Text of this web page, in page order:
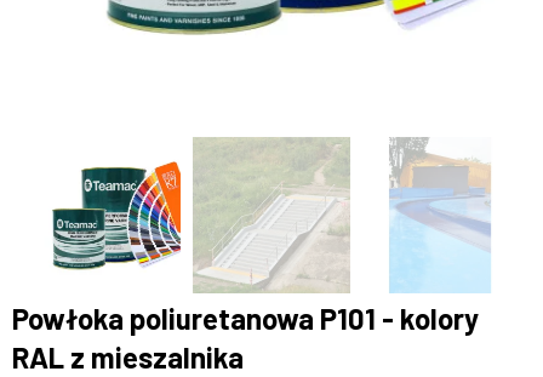
Powłoka poliuretanowa P101 - kolory
RAL z mieszalnika